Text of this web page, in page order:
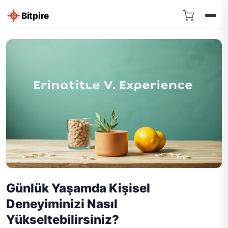
Bitpire
Günlük Yaşamda Kişisel
Deneyiminizi Nasıl
Yükseltebilirsiniz?